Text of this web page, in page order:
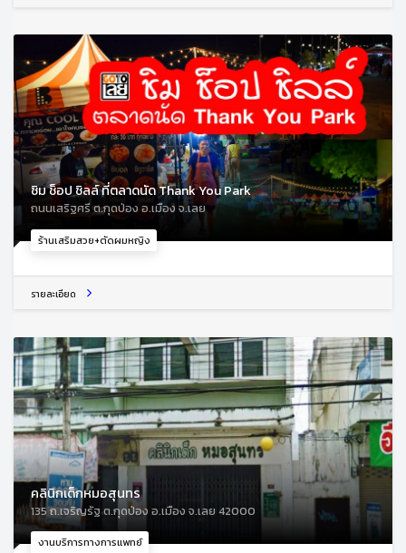
ร้านเสริมสวย+ตัดผมหญิง
ชิม ช็อป ชิลล์ ที่ตลาดนัด Thank You Park
ถนนเสริฐศรี ต.กุดป่อง อ.เมือง จ.เลย
รายละเอียด
งานบริการทางการแพทย์
คลินิกเด็กหมอสุนทร
135 ถ.เจริญรัฐ ต.กุดป่อง อ.เมือง จ.เลย 42000